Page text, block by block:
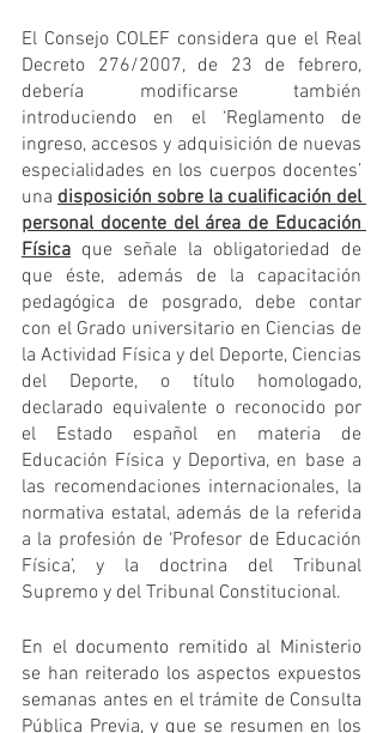
El Consejo COLEF considera que el Real
Decreto 276/2007, de 23 de febrero,
debería modificarse también
introduciendo en el ‘Reglamento de
ingreso, accesos y adquisición de nuevas
especialidades en los cuerpos docentes’
una disposición sobre la cualificación del
personal docente del área de Educación
Física que señale la obligatoriedad de
que éste, además de la capacitación
pedagógica de posgrado, debe contar
con el Grado universitario en Ciencias de
la Actividad Física y del Deporte, Ciencias
del Deporte, o título homologado,
declarado equivalente o reconocido por
el Estado español en materia de
Educación Física y Deportiva, en base a
las recomendaciones internacionales, la
normativa estatal, además de la referida
a la profesión de ‘Profesor de Educación
Física’, y la doctrina del Tribunal
Supremo y del Tribunal Constitucional.
En el documento remitido al Ministerio
se han reiterado los aspectos expuestos
semanas antes en el trámite de Consulta
Pública Previa, y que se resumen en los